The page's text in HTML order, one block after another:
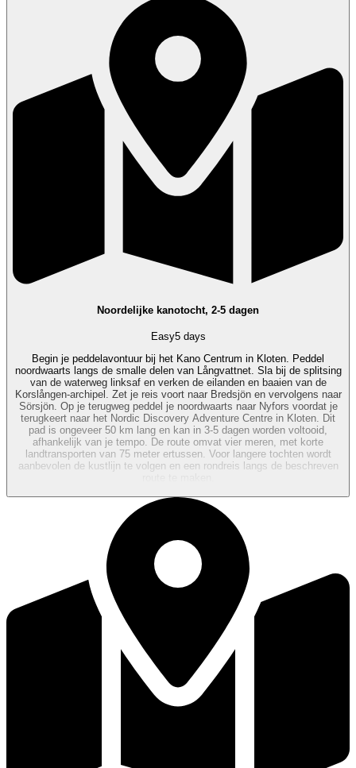
Noordelijke kanotocht, 2-5 dagen
Easy5 days
Begin je peddelavontuur bij het Kano Centrum in Kloten. Peddel
noordwaarts langs de smalle delen van Långvattnet. Sla bij de splitsing
van de waterweg linksaf en verken de eilanden en baaien van de
Korslången-archipel. Zet je reis voort naar Bredsjön en vervolgens naar
Sörsjön. Op je terugweg peddel je noordwaarts naar Nyfors voordat je
terugkeert naar het Nordic Discovery Adventure Centre in Kloten. Dit
pad is ongeveer 50 km lang en kan in 3-5 dagen worden voltooid,
afhankelijk van je tempo. De route omvat vier meren, met korte
landtransporten van 75 meter ertussen. Voor langere tochten wordt
aanbevolen de kustlijn te volgen en een rondreis langs de beschreven